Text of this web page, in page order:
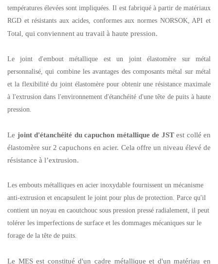
températures élevées sont impliquées. Il est fabriqué à partir de matériaux
RGD et résistants aux acides, conformes aux normes NORSOK, API et
Total, qui conviennent au travail à haute pression.
Le joint d'embout métallique est un joint élastomère sur métal
personnalisé, qui combine les avantages des composants métal sur métal
et la flexibilité du joint élastomère pour obtenir une résistance maximale
à l'extrusion dans l'environnement d'étanchéité d'une tête de puits à haute
pression.
Le joint d'étanchéité du capuchon métallique de JSTest collé en
élastomère sur 2 capuchons en acier. Cela offre un niveau élevé de
résistance à l’extrusion.
Les embouts métalliques en acier inoxydable fournissent un mécanisme
anti-extrusion et encapsulent le joint pour plus de protection. Parce qu'il
contient un noyau en caoutchouc sous pression pressé radialement, il peut
tolérer les imperfections de surface et les dommages mécaniques sur le
forage de la tête de puits.
Le MES est constitué d'un cadre métallique et d'un matériau en